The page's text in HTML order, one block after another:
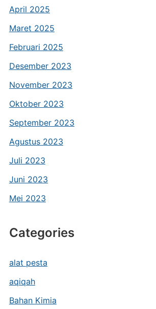
April 2025
Maret 2025
Februari 2025
Desember 2023
November 2023
Oktober 2023
September 2023
Agustus 2023
Juli 2023
Juni 2023
Mei 2023
Categories
alat pesta
aqiqah
Bahan Kimia